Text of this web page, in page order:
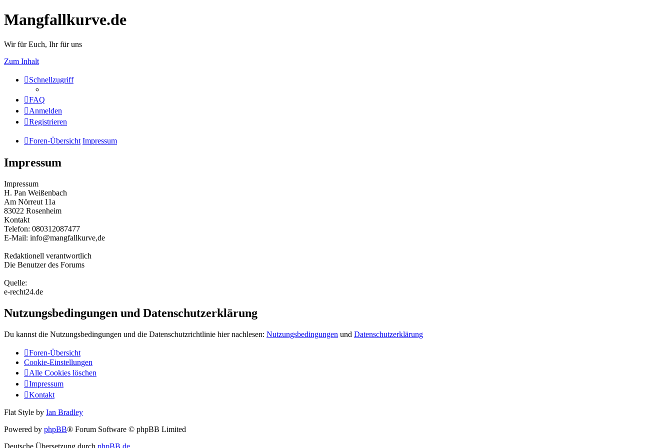
Mangfallkurve.de
Wir für Euch, Ihr für uns
Zum Inhalt
Schnellzugriff
FAQ
Anmelden
Registrieren
Foren-Übersicht Impressum
Impressum
Impressum
H. Pan Weißenbach
Am Nörreut 11a
83022 Rosenheim
Kontakt
Telefon: 080312087477
E-Mail: info@mangfallkurve,de
Redaktionell verantwortlich
Die Benutzer des Forums
Quelle:
e-recht24.de
Nutzungsbedingungen und Datenschutzerklärung
Du kannst die Nutzungsbedingungen und die Datenschutzrichtlinie hier nachlesen: Nutzungsbedingungen und Datenschutzerklärung
Foren-Übersicht
Cookie-Einstellungen
Alle Cookies löschen
Impressum
Kontakt
Flat Style by Ian Bradley
Powered by phpBB® Forum Software © phpBB Limited
Deutsche Übersetzung durch phpBB.de